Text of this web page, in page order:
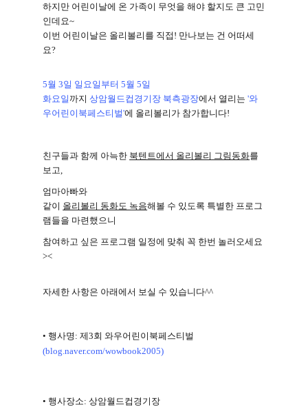
하지만 어린이날에 온 가족이 무엇을 해야 할지도 큰 고민
인데요~
이번 어린이날은 올리볼리를 직접 ! 만나보는 건 어떠세
요?
5월 3일 일요일부터 5월 5일
화요일까지상암월드컵경기장 북측광장에서 열리는 '와
우어린이북페스티벌'에 올리볼리가 참가합니다!
친구들과 함께 아늑한 북텐트에서 올리볼리 그림동화를
보고,
엄마아빠와
같이 올리볼리 동화도 녹음해볼 수 있도록 특별한 프로그
램들을 마련했으니
참여하고 싶은 프로그램 일정에 맞춰 꼭 한번 놀러오세요
><
자세한 사항은 아래에서 보실 수 있습니다^^
• 행사명 :제3회 와우어린이북페스티벌
(blog.naver.com/wowbook2005)
•행사장소:상암월드컵경기장